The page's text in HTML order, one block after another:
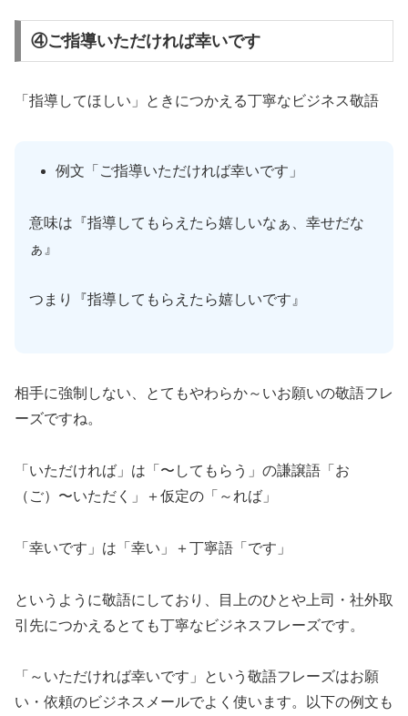
④ご指導いただければ幸いです
「指導してほしい」ときにつかえる丁寧なビジネス敬語
例文「ご指導いただければ幸いです」
意味は『指導してもらえたら嬉しいなぁ、幸せだな
ぁ』
つまり『指導してもらえたら嬉しいです』
相手に強制しない、とてもやわらか～いお願いの敬語フレ
ーズですね。
「いただければ」は「〜してもらう」の謙譲語「お
（ご）〜いただく」＋仮定の「～れば」
「幸いです」は「幸い」＋丁寧語「です」
というように敬語にしており、目上のひとや上司・社外取
引先につかえるとても丁寧なビジネスフレーズです。
「～いただければ幸いです」という敬語フレーズはお願
い・依頼のビジネスメールでよく使います。以下の例文も